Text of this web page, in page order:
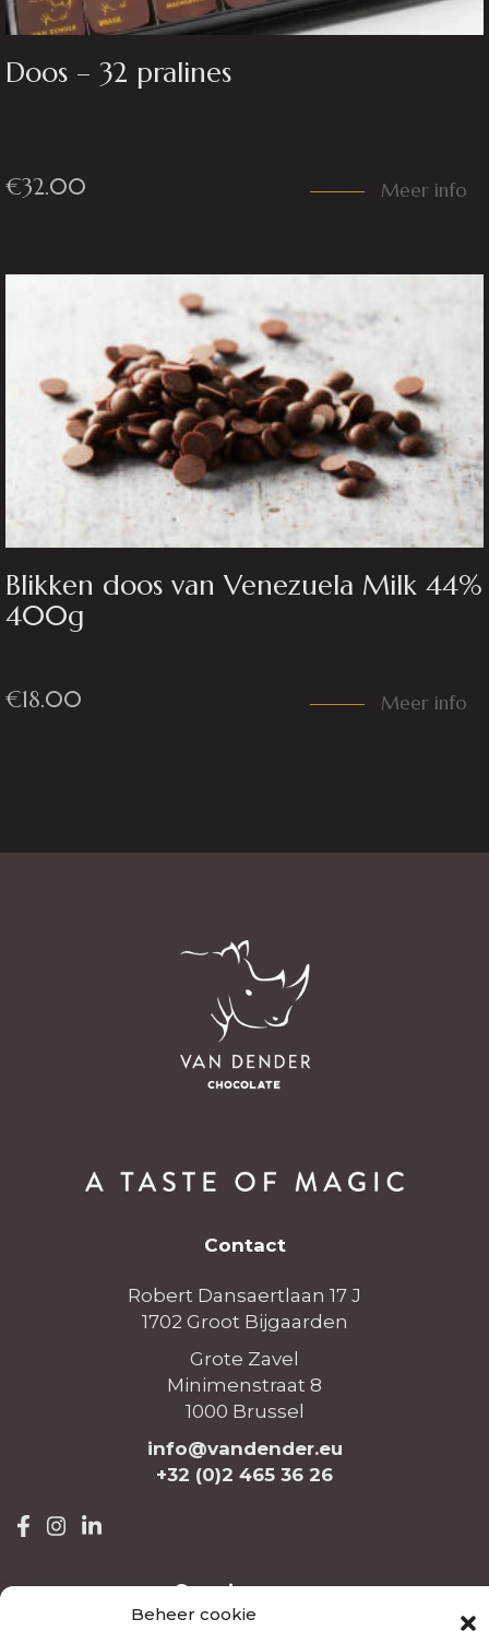
Beheer cookie
Doos – 32 pralines
€32.00 Meer info
Blikken doos van Venezuela Milk 44%
400g
€18.00 Meer info
Contact
Robert Dansaertlaan 17 J
1702 Groot Bijgaarden
Grote Zavel
Minimenstraat 8
1000 Brussel
info@vandender.eu
+32 (0)2 465 36 26
Openingsuren